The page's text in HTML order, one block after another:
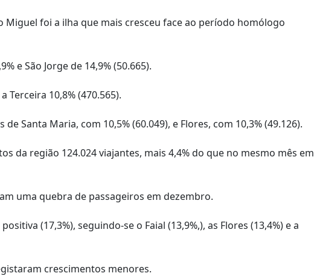
Miguel foi a ilha que mais cresceu face ao período homólogo
e São Jorge de 14,9% (50.665).
Terceira 10,8% (470.565).
Santa Maria, com 10,5% (60.049), e Flores, com 10,3% (49.126).
da região 124.024 viajantes, mais 4,4% do que no mesmo mês em
uma quebra de passageiros em dezembro.
(17,3%), seguindo-se o Faial (13,9%,), as Flores (13,4%) e a
crescimentos menores.